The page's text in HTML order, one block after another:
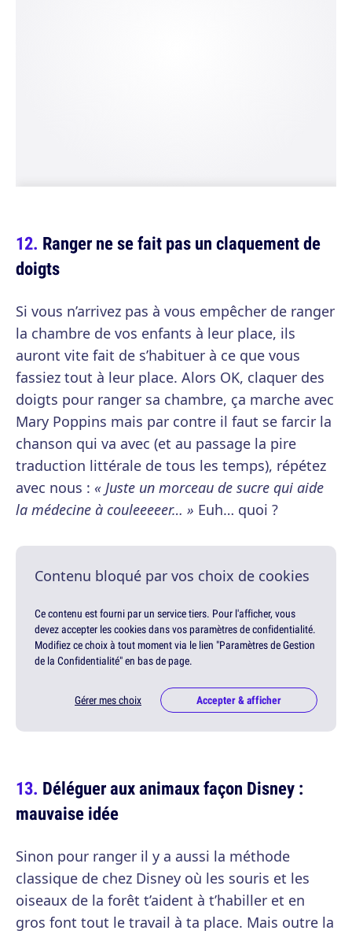
Ranger ne se fait pas un claquement de
doigts
Si vous n’arrivez pas à vous empêcher de ranger
la chambre de vos enfants à leur place, ils
auront vite fait de s’habituer à ce que vous
fassiez tout à leur place. Alors OK, claquer des
doigts pour ranger sa chambre, ça marche avec
Mary Poppins mais par contre il faut se farcir la
chanson qui va avec (et au passage la pire
traduction littérale de tous les temps), répétez
avec nous : « Juste un morceau de sucre qui aide
la médecine à couleeeeer… » Euh… quoi ?
Contenu bloqué par vos choix de cookies
Ce contenu est fourni par un service tiers. Pour l'afficher, vous
devez accepter les cookies dans vos paramètres de confidentialité.
Modifiez ce choix à tout moment via le lien "Paramètres de Gestion
de la Confidentialité" en bas de page.
Gérer mes choix Accepter & afficher
Déléguer aux animaux façon Disney :
mauvaise idée
Sinon pour ranger il y a aussi la méthode
classique de chez Disney où les souris et les
oiseaux de la forêt t’aident à t’habiller et en
gros font tout le travail à ta place. Mais outre la